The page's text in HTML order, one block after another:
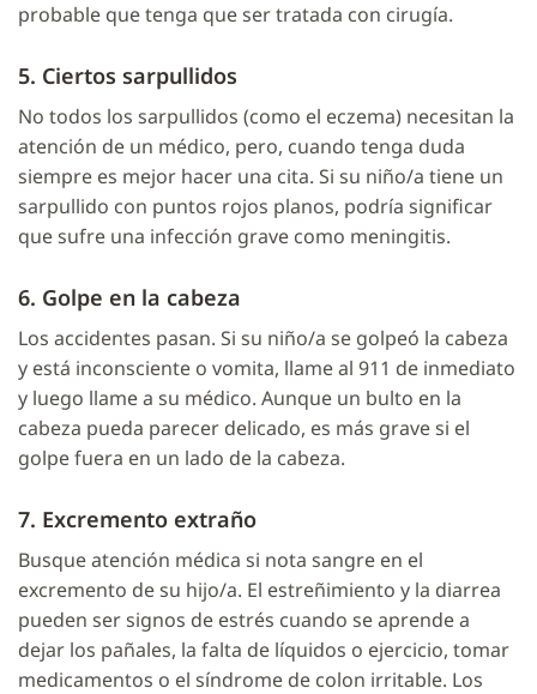
probable que tenga que ser tratada con cirugía.
5. Ciertos sarpullidos
No todos los sarpullidos (como el eczema) necesitan la
atención de un médico, pero, cuando tenga duda
siempre es mejor hacer una cita. Si su niño/a tiene un
sarpullido con puntos rojos planos, podría significar
que sufre una infección grave como meningitis.
6. Golpe en la cabeza
Los accidentes pasan. Si su niño/a se golpeó la cabeza
y está inconsciente o vomita, llame al 911 de inmediato
y luego llame a su médico. Aunque un bulto en la
cabeza pueda parecer delicado, es más grave si el
golpe fuera en un lado de la cabeza.
7. Excremento extraño
Busque atención médica si nota sangre en el
excremento de su hijo/a. El estreñimiento y la diarrea
pueden ser signos de estrés cuando se aprende a
dejar los pañales, la falta de líquidos o ejercicio, tomar
medicamentos o el síndrome de colon irritable. Los